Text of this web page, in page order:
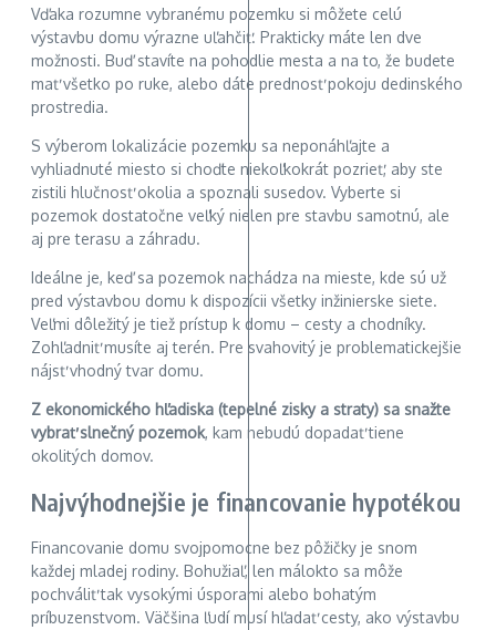
Vďaka rozumne vybranému pozemku si môžete celú
výstavbu domu výrazne uľahčiť. Prakticky máte len dve
možnosti. Buď stavíte na pohodlie mesta a na to, že budete
mať všetko po ruke, alebo dáte prednosť pokoju dedinského
prostredia.
S výberom lokalizácie pozemku sa neponáhľajte a
vyhliadnuté miesto si choďte niekoľkokrát pozrieť, aby ste
zistili hlučnosť okolia a spoznali susedov. Vyberte si
pozemok dostatočne veľký nielen pre stavbu samotnú, ale
aj pre terasu a záhradu.
Ideálne je, keď sa pozemok nachádza na mieste, kde sú už
pred výstavbou domu k dispozícii všetky inžinierske siete.
Veľmi dôležitý je tiež prístup k domu – cesty a chodníky.
Zohľadniť musíte aj terén. Pre svahovitý je problematickejšie
nájsť vhodný tvar domu.
Z ekonomického hľadiska (tepelné zisky a straty) sa snažte
vybrať slnečný pozemok, kam nebudú dopadať tiene
okolitých domov.
Najvýhodnejšie je financovanie hypotékou
Financovanie domu svojpomocne bez pôžičky je snom
každej mladej rodiny. Bohužiaľ, len málokto sa môže
pochváliť tak vysokými úsporami alebo bohatým
príbuzenstvom. Väčšina ľudí musí hľadať cesty, ako výstavbu